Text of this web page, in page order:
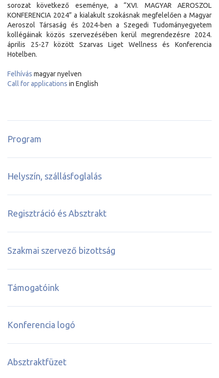
sorozat következő eseménye, a “XVI. MAGYAR AEROSZOL
KONFERENCIA 2024” a kialakult szokásnak megfelelően a Magyar
Aeroszol Társaság és 2024-ben a Szegedi Tudományegyetem
kollégáinak közös szervezésében kerül megrendezésre 2024.
április 25-27 között Szarvas Liget Wellness és Konferencia
Hotelben.
Felhívás magyar nyelven
Call for applications in English
Program
Helyszín, szállásfoglalás
Regisztráció és Absztrakt
Szakmai szervező bizottság
Támogatóink
Konferencia logó
Absztraktfüzet